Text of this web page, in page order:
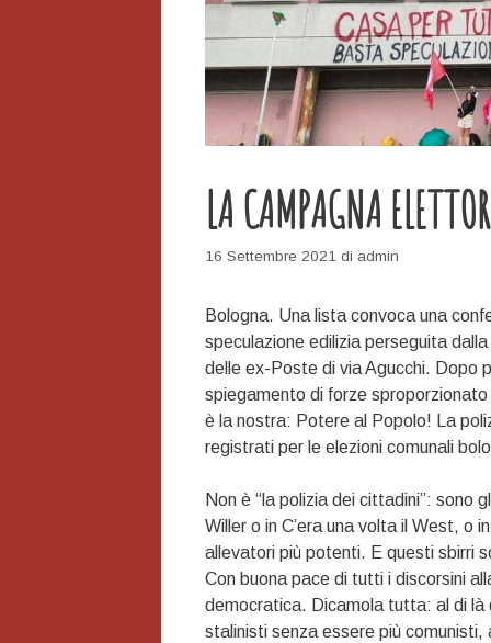
LA CAMPAGNA
16 Settembre 2021 di admin
Bologna. Una lista convoca una
speculazione edilizia perseguita
delle ex-Poste di via Agucchi. Dopo
spiegamento di forze
è la nostra: Potere al Popolo! La
registrati per le elezioni comunali
Non è “la polizia dei cittadini”: sono
Willer o in C’era una volta il West, o
allevatori più potenti. E questi sbirri
Con buona pace di tutti i discorsini
democratica. Dicamola tutta: al di
stalinisti senza essere più comunisti,